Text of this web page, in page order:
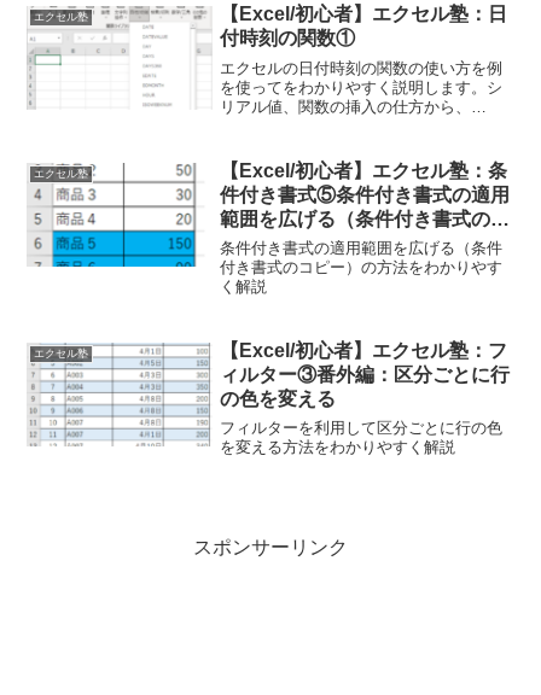
エクセル塾
【Excel/初心者】エクセル塾：日
付時刻の関数①
エクセルの日付時刻の関数の使い方を例
を使ってをわかりやすく説明します。シ
リアル値、関数の挿入の仕方から、
紹介します。
エクセル塾
【Excel/初心者】エクセル塾：条
件付き書式⑤条件付き書式の適用
範囲を広げる（条件付き書式のコ
ピー）
条件付き書式の適用範囲を広げる（条件
付き書式のコピー）の方法をわかりやす
く解説
エクセル塾
【Excel/初心者】エクセル塾：フ
ィルター③番外編：区分ごとに行
の色を変える
フィルターを利用して区分ごとに行の色
を変える方法をわかりやすく解説
スポンサーリンク